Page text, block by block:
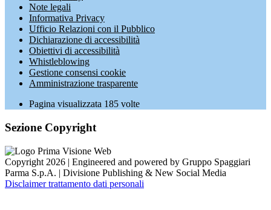
Note legali
Informativa Privacy
Ufficio Relazioni con il Pubblico
Dichiarazione di accessibilità
Obiettivi di accessibilità
Whistleblowing
Gestione consensi cookie
Amministrazione trasparente
Pagina visualizzata 185 volte
Sezione Copyright
Copyright 2026 | Engineered and powered by Gruppo Spaggiari
Parma S.p.A. | Divisione Publishing & New Social Media
Disclaimer trattamento dati personali